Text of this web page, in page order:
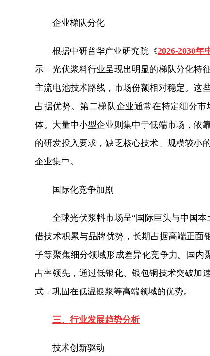
企业梯队分化
根据中研普华产业研究院《2026-2030
示：光伏浆料行业呈现出明显的梯队分化特
主流电池技术路线，市场份额相对稳定。这
占据优势。第二梯队企业通常在特定细分
体。大量中小型企业则集中于低端市场，依
的研发投入要求，缺乏核心技术、规模较小
企业集中。
国际化竞争加剧
全球光伏浆料市场呈“国际巨头与中国
借技术积累与品牌优势，长期占据高端正面
子等聚焦细分领域形成差异化竞争力。国内
占率领先，通过低银化、银包铜技术突破加
式，巩固在低温银浆等高端领域的优势。
三、行业发展趋势分析
技术创新驱动